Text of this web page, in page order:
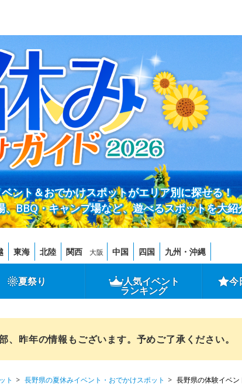
ント＆おでかけスポットがエリア別に探せる！
BBQ・キャンプ場など、遊べるスポットを大紹
東海 北陸 関西 大阪 中国 四国 九州・沖縄
夏祭り 人気イベント
ランキング
今
昨年の情報もございます。予めご了承ください。
ト 長野県の夏休みイベント・おでかけスポット 長野県の体験イベ